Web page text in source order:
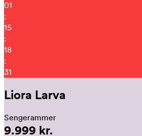
01
:
15
:
18
:
22
Liora Larva
Sengerammer
9.999 kr.